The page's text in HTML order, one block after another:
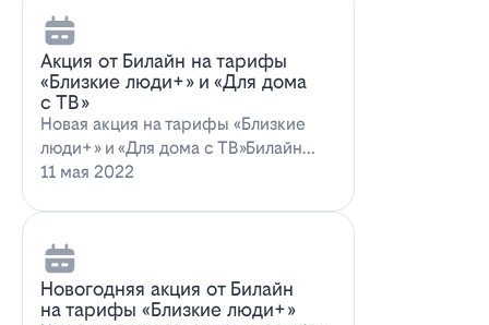
Акция от Билайн на тарифы
«Близкие люди+» и «Для дома
с ТВ»
Новая акция на тарифы «Близкие
люди+» и «Для дома с ТВ»Билайн
предлагает выг…
11 мая 2022
Новогодняя акция от Билайн
на тарифы «Близкие люди+»